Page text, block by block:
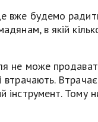
вже будемо
в якій
не може
Втрачає
Тому